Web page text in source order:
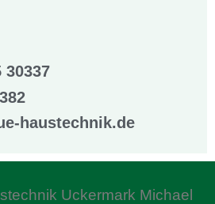
30337
haustechnik.de
Uckermark Michael